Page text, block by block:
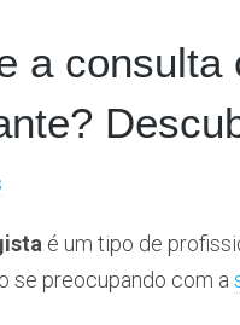
a
é um tipo de
se preocupando com a